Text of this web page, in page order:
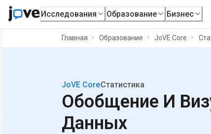
Исследования Образование Бизнес
Главная Образование JoVE Core
JoVE CoreСтатистика
Обобщение И
Данных